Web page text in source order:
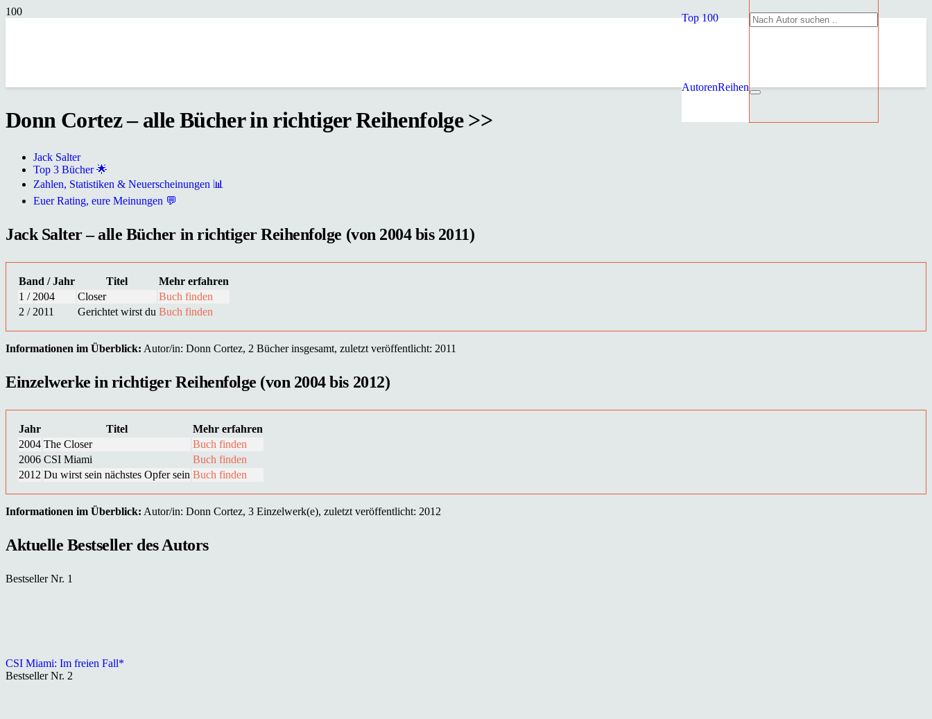
Top 100
AutorenReihen
Donn Cortez – alle Bücher in richtiger Reihenfolge >>
Jack Salter
Top 3 Bücher 🌟
Zahlen, Statistiken & Neuerscheinungen 📊
Euer Rating, eure Meinungen 💬
Jack Salter – alle Bücher in richtiger Reihenfolge (von 2004 bis 2011)
Band / Jahr Titel
Mehr erfahren
1 / 2004
Closer
Buch finden
2 / 2011
Gerichtet wirst du Buch finden
Informationen im Überblick: Autor/in: Donn Cortez, 2 Bücher insgesamt, zuletzt veröffentlicht: 2011
Einzelwerke in richtiger Reihenfolge (von 2004 bis 2012)
Jahr Titel
Mehr erfahren
2004 The Closer
Buch finden
2006 CSI Miami
Buch finden
2012 Du wirst sein nächstes Opfer sein Buch finden
Informationen im Überblick: Autor/in: Donn Cortez, 3 Einzelwerk(e), zuletzt veröffentlicht: 2012
Aktuelle Bestseller des Autors
Bestseller Nr. 1
CSI Miami: Im freien Fall*
Bestseller Nr. 2